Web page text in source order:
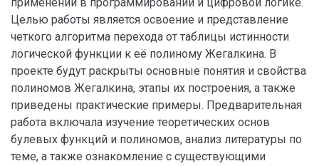
Целью работы является освоение и представление
четкого алгоритма перехода от таблицы истинности
логической функции к её полиному Жегалкина. В
проекте будут раскрыты основные понятия и свойства
полиномов Жегалкина, этапы их построения, а также
приведены практические примеры. Предварительная
работа включала изучение теоретических основ
булевых функций и полиномов, анализ литературы по
теме, а также ознакомление с существующими